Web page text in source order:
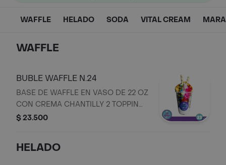
WAFFLE HELADO SODA VITAL CREAM
WAFFLE
BUBLE WAFFLE N.24
BASE DE WAFFLE EN VASO DE 22 OZ
CON CREMA CHANTILLY 2 TOPPIN
FRUTALES ,2 TOPPING A ELECION 1
$ 23.500
HELADO